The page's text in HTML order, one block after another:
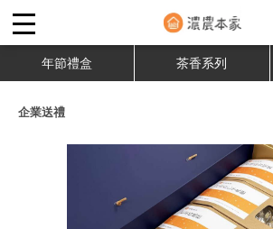
年節禮盒 茶香系列
企業送禮